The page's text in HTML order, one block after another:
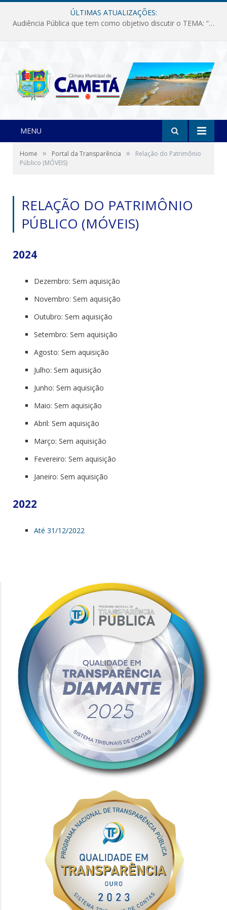
ÚLTIMAS ATUALIZAÇÕES:
Audiência Pública que tem como objetivo discutir o TEMA: “Fornecimento de Energia Elétrica em Debate: Tarifas, Qualidade e Atendimento dos Serviços”
MENU
Home » Portal da Transparência »
Relação do Patrimônio
Público (MÓVEIS)
RELAÇÃO DO PATRIMÔNIO
PÚBLICO (MÓVEIS)
2024
Dezembro: Sem aquisição
Novembro: Sem aquisição
Outubro: Sem aquisição
Setembro: Sem aquisição
Agosto: Sem aquisição
Julho: Sem aquisição
Junho: Sem aquisição
Maio: Sem aquisição
Abril: Sem aquisição
Março: Sem aquisição
Fevereiro: Sem aquisição
Janeiro: Sem aquisição
2022
Até 31/12/2022